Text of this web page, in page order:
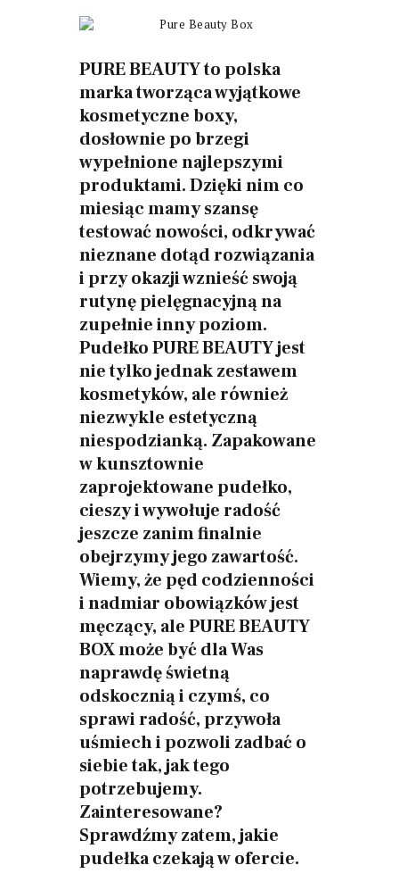
PURE BEAUTY to polska
marka tworząca wyjątkowe
kosmetyczne boxy,
dosłownie po brzegi
wypełnione najlepszymi
produktami. Dzięki nim co
miesiąc mamy szansę
testować nowości, odkrywać
nieznane dotąd rozwiązania
i przy okazji wznieść swoją
rutynę pielęgnacyjną na
zupełnie inny poziom.
Pudełko PURE BEAUTY jest
nie tylko jednak zestawem
kosmetyków, ale również
niezwykle estetyczną
niespodzianką. Zapakowane
w kunsztownie
zaprojektowane pudełko,
cieszy i wywołuje radość
jeszcze zanim finalnie
obejrzymy jego zawartość.
Wiemy, że pęd codzienności
i nadmiar obowiązków jest
męczący, ale PURE BEAUTY
BOX może być dla Was
naprawdę świetną
odskocznią i czymś, co
sprawi radość, przywoła
uśmiech i pozwoli zadbać o
siebie tak, jak tego
potrzebujemy.
Zainteresowane?
Sprawdźmy zatem, jakie
pudełka czekają w ofercie.